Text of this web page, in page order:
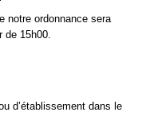
notre ordonnance sera
de 15h00.
d’établissement dans le